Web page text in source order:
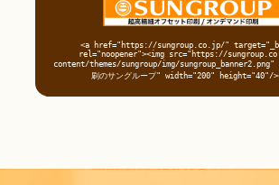
<a href="https://sungroup.co.jp/"
rel="noopener"><img src="https://
content/themes/sungroup/img/sungroup_banner2.png"
刷のサングループ" width="200" height="40"/